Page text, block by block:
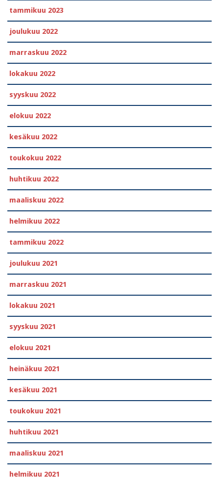
tammikuu 2023
joulukuu 2022
marraskuu 2022
lokakuu 2022
syyskuu 2022
elokuu 2022
kesäkuu 2022
toukokuu 2022
huhtikuu 2022
maaliskuu 2022
helmikuu 2022
tammikuu 2022
joulukuu 2021
marraskuu 2021
lokakuu 2021
syyskuu 2021
elokuu 2021
heinäkuu 2021
kesäkuu 2021
toukokuu 2021
huhtikuu 2021
maaliskuu 2021
helmikuu 2021